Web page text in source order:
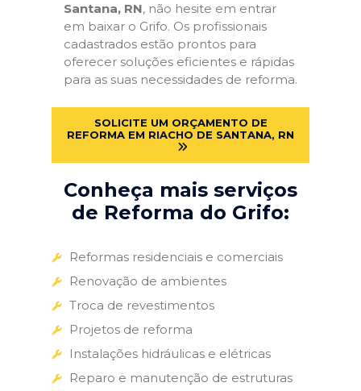
Santana, RN, não hesite em entrar
em baixar o Grifo. Os profissionais
cadastrados estão prontos para
oferecer soluções eficientes e rápidas
para as suas necessidades de reforma.
SOLICITE UM ORÇAMENTO DE
REFORMA EM RIACHO DE SANTANA, RN
Conheça mais serviços
de Reforma do Grifo:
Reformas residenciais e comerciais
Renovação de ambientes
Troca de revestimentos
Projetos de reforma
Instalações hidráulicas e elétricas
Reparo e manutenção de estruturas